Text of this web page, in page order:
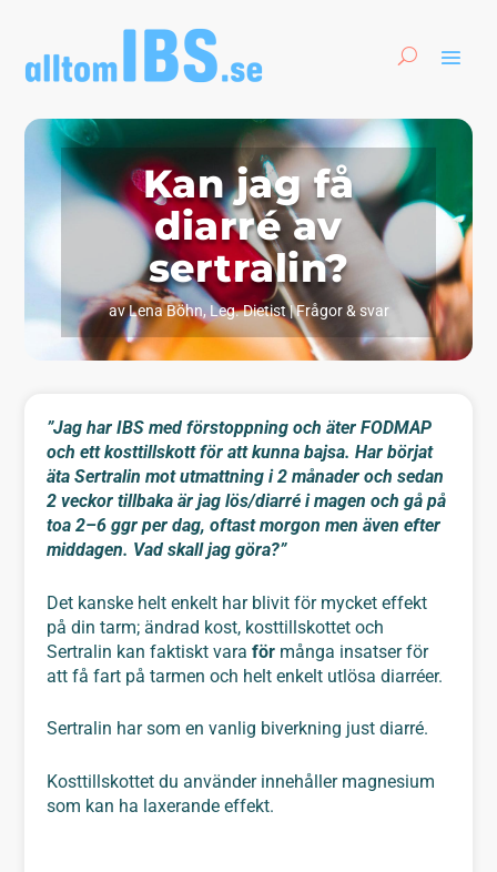
Kan jag få
diarré av
sertralin?
avLena Böhn, Leg. Dietist|Frågor & svar
”Jag har IBS med förstoppning och äter FODMAP
och ett kosttillskott för att kunna bajsa. Har börjat
äta Sertralin mot utmattning i 2 månader och sedan
2 veckor tillbaka är jag lös/diarré i magen och gå på
toa 2–6 ggr per dag, oftast morgon men även efter
middagen. Vad skall jag göra?”
Det kanske helt enkelt har blivit för mycket effekt
på din tarm; ändrad kost, kosttillskottet och
Sertralin kan faktiskt varaför många insatser för
att få fart på tarmen och helt enkelt utlösa diarréer.
Sertralin har som en vanlig biverkning just diarré.
Kosttillskottet du använder innehåller magnesium
som kan ha laxerande effekt.